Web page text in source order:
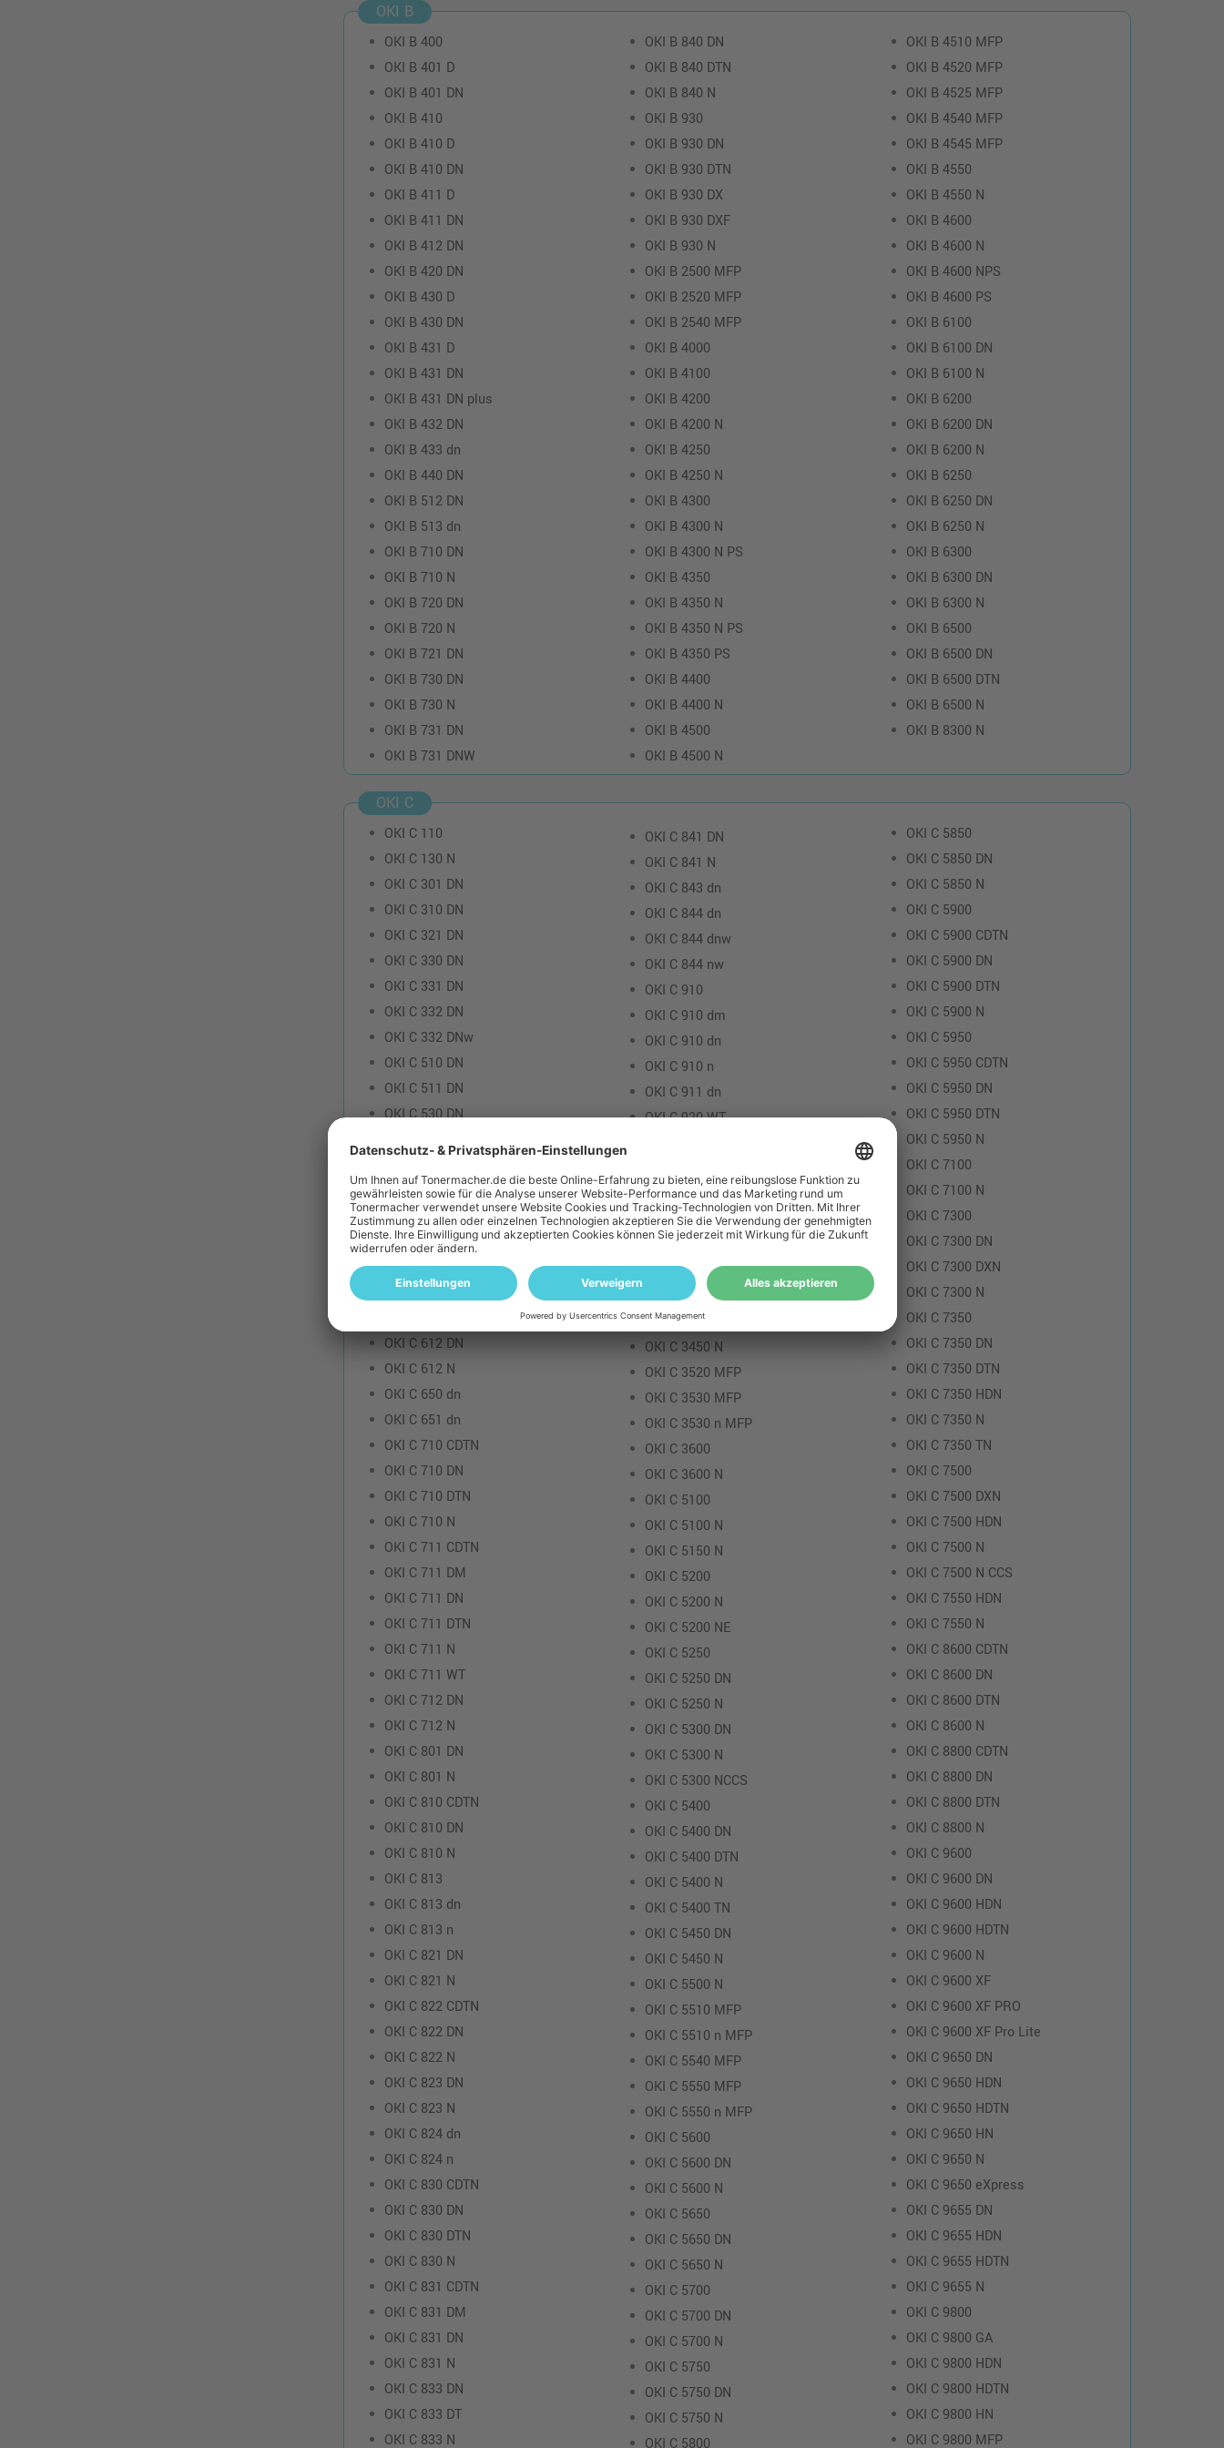
OKI B
OKI B 400
OKI B 401 D
OKI B 401 DN
OKI B 410
OKI B 410 D
OKI B 410 DN
OKI B 411 D
OKI B 411 DN
OKI B 412 DN
OKI B 420 DN
OKI B 430 D
OKI B 430 DN
OKI B 431 D
OKI B 431 DN
OKI B 431 DN plus
OKI B 432 DN
OKI B 433 dn
OKI B 440 DN
OKI B 512 DN
OKI B 513 dn
OKI B 710 DN
OKI B 710 N
OKI B 720 DN
OKI B 720 N
OKI B 721 DN
OKI B 730 DN
OKI B 730 N
OKI B 731 DN
OKI B 731 DNW
OKI B 840 DN
OKI B 840 DTN
OKI B 840 N
OKI B 930
OKI B 930 DN
OKI B 930 DTN
OKI B 930 DX
OKI B 930 DXF
OKI B 930 N
OKI B 2500 MFP
OKI B 2520 MFP
OKI B 2540 MFP
OKI B 4000
OKI B 4100
OKI B 4200
OKI B 4200 N
OKI B 4250
OKI B 4250 N
OKI B 4300
OKI B 4300 N
OKI B 4300 N PS
OKI B 4350
OKI B 4350 N
OKI B 4350 N PS
OKI B 4350 PS
OKI B 4400
OKI B 4400 N
OKI B 4500
OKI B 4500 N
OKI B 4510 MFP
OKI B 4520 MFP
OKI B 4525 MFP
OKI B 4540 MFP
OKI B 4545 MFP
OKI B 4550
OKI B 4550 N
OKI B 4600
OKI B 4600 N
OKI B 4600 NPS
OKI B 4600 PS
OKI B 6100
OKI B 6100 DN
OKI B 6100 N
OKI B 6200
OKI B 6200 DN
OKI B 6200 N
OKI B 6250
OKI B 6250 DN
OKI B 6250 N
OKI B 6300
OKI B 6300 DN
OKI B 6300 N
OKI B 6500
OKI B 6500 DN
OKI B 6500 DTN
OKI B 6500 N
OKI B 8300 N
OKI C
OKI C 110
OKI C 130 N
OKI C 301 DN
OKI C 310 DN
OKI C 321 DN
OKI C 330 DN
OKI C 331 DN
OKI C 332 DN
OKI C 332 DNw
OKI C 510 DN
OKI C 511 DN
OKI C 530 DN
OKI C 542 DN
OKI C 610 CDN
OKI C 610 DM
OKI C 610 DN
OKI C 610 DTN
OKI C 612 DN
OKI C 612 N
OKI C 650 dn
OKI C 651 dn
OKI C 710 CDTN
OKI C 710 DN
OKI C 710 DTN
OKI C 710 N
OKI C 711 CDTN
OKI C 711 DM
OKI C 711 DN
OKI C 711 DTN
OKI C 711 N
OKI C 711 WT
OKI C 712 DN
OKI C 712 N
OKI C 801 DN
OKI C 801 N
OKI C 810 CDTN
OKI C 810 DN
OKI C 810 N
OKI C 813
OKI C 813 dn
OKI C 813 n
OKI C 821 DN
OKI C 821 N
OKI C 822 CDTN
OKI C 822 DN
OKI C 822 N
OKI C 823 DN
OKI C 823 N
OKI C 824 dn
OKI C 824 n
OKI C 830 CDTN
OKI C 830 DN
OKI C 830 DTN
OKI C 830 N
OKI C 831 CDTN
OKI C 831 DM
OKI C 831 DN
OKI C 831 N
OKI C 833 DN
OKI C 833 DT
OKI C 833 N
OKI C 841 DN
OKI C 841 N
OKI C 843 dn
OKI C 844 dn
OKI C 844 dnw
OKI C 844 nw
OKI C 910
OKI C 910 dm
OKI C 910 dn
OKI C 910 n
OKI C 911 dn
OKI C 920 WT
OKI C 3100
OKI C 3300
OKI C 3300 N
OKI C 3400
OKI C 3400 N
OKI C 3450
OKI C 3450 N
OKI C 3520 MFP
OKI C 3530 MFP
OKI C 3530 n MFP
OKI C 3600
OKI C 3600 N
OKI C 5100
OKI C 5100 N
OKI C 5150 N
OKI C 5200
OKI C 5200 N
OKI C 5200 NE
OKI C 5250
OKI C 5250 DN
OKI C 5250 N
OKI C 5300 DN
OKI C 5300 N
OKI C 5300 NCCS
OKI C 5400
OKI C 5400 DN
OKI C 5400 DTN
OKI C 5400 N
OKI C 5400 TN
OKI C 5450 DN
OKI C 5450 N
OKI C 5500 N
OKI C 5510 MFP
OKI C 5510 n MFP
OKI C 5540 MFP
OKI C 5550 MFP
OKI C 5550 n MFP
OKI C 5600
OKI C 5600 DN
OKI C 5600 N
OKI C 5650
OKI C 5650 DN
OKI C 5650 N
OKI C 5700
OKI C 5700 DN
OKI C 5700 N
OKI C 5750
OKI C 5750 DN
OKI C 5750 N
OKI C 5800
OKI C 5850
OKI C 5850 DN
OKI C 5850 N
OKI C 5900
OKI C 5900 CDTN
OKI C 5900 DN
OKI C 5900 DTN
OKI C 5900 N
OKI C 5950
OKI C 5950 CDTN
OKI C 5950 DN
OKI C 5950 DTN
OKI C 5950 N
OKI C 7100
OKI C 7100 N
OKI C 7300
OKI C 7300 DN
OKI C 7300 DXN
OKI C 7300 N
OKI C 7350
OKI C 7350 DN
OKI C 7350 DTN
OKI C 7350 HDN
OKI C 7350 N
OKI C 7350 TN
OKI C 7500
OKI C 7500 DXN
OKI C 7500 HDN
OKI C 7500 N
OKI C 7500 N CCS
OKI C 7550 HDN
OKI C 7550 N
OKI C 8600 CDTN
OKI C 8600 DN
OKI C 8600 DTN
OKI C 8600 N
OKI C 8800 CDTN
OKI C 8800 DN
OKI C 8800 DTN
OKI C 8800 N
OKI C 9600
OKI C 9600 DN
OKI C 9600 HDN
OKI C 9600 HDTN
OKI C 9600 N
OKI C 9600 XF
OKI C 9600 XF PRO
OKI C 9600 XF Pro Lite
OKI C 9650 DN
OKI C 9650 HDN
OKI C 9650 HDTN
OKI C 9650 HN
OKI C 9650 N
OKI C 9650 eXpress
OKI C 9655 DN
OKI C 9655 HDN
OKI C 9655 HDTN
OKI C 9655 N
OKI C 9800
OKI C 9800 GA
OKI C 9800 HDN
OKI C 9800 HDTN
OKI C 9800 HN
OKI C 9800 MFP